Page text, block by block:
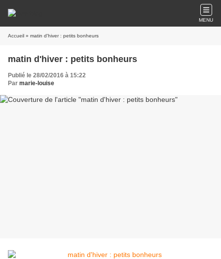
MENU
Accueil » matin d'hiver : petits bonheurs
matin d'hiver : petits bonheurs
Publié le 28/02/2016 à 15:22
Par marie-louise